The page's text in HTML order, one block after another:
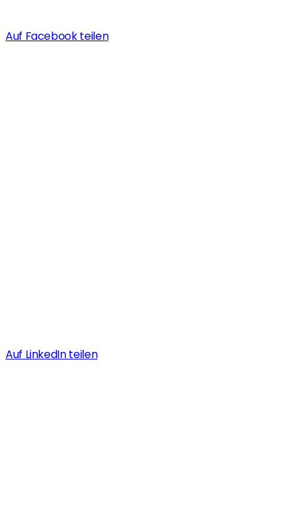
Auf Facebook teilen
Auf LinkedIn teilen